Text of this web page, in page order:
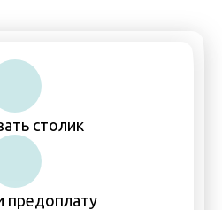
столик
предоплату